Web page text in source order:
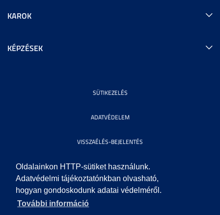
Oldalainkon HTTP-sütiket használunk.
Adatvédelmi tájékoztatónkban olvasható,
hogyan gondoskodunk adatai védelméről.
További információ
KAROK
KÉPZÉSEK
SÜTIKEZELÉS
ADATVÉDELEM
VISSZAÉLÉS-BEJELENTÉS
KÖZÉRDEKŰ ADATOK
IMPRESSZUM